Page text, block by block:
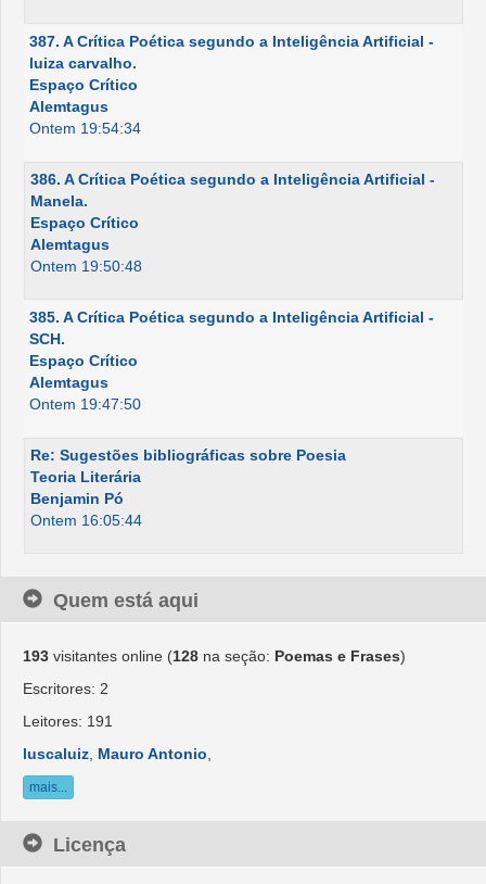
387. A Crítica Poética segundo a Inteligência Artificial -
luiza carvalho.
Espaço Crítico
Alemtagus
Ontem 19:54:34
386. A Crítica Poética segundo a Inteligência Artificial -
Manela.
Espaço Crítico
Alemtagus
Ontem 19:50:48
385. A Crítica Poética segundo a Inteligência Artificial -
SCH.
Espaço Crítico
Alemtagus
Ontem 19:47:50
Re: Sugestões bibliográficas sobre Poesia
Teoria Literária
Benjamin Pó
Ontem 16:05:44
Quem está aqui
193 visitantes online (128 na seção: Poemas e Frases)
Escritores: 2
Leitores: 191
luscaluiz Mauro Antonio
mais...
Licença